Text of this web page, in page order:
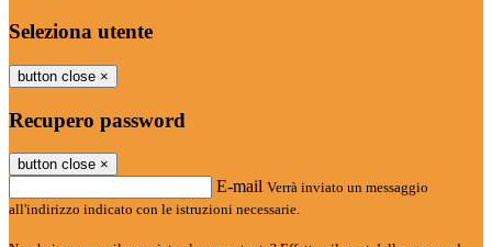
Seleziona utente
button close ×
Recupero password
button close ×
E-mail Verrà inviato un messaggio
all'indirizzo indicato con le istruzioni necessarie.